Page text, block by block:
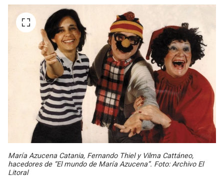
María Azucena Catania, Fernando Thiel y Vilma Cattáneo,
hacedores de “El mundo de María Azucena”. Foto: Archivo El
Litoral